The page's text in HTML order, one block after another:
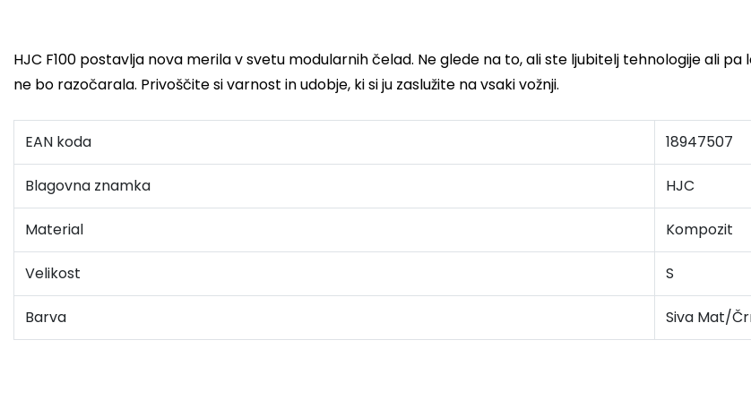
HJC F100 postavlja nova merila v svetu modularnih čelad. Ne glede na to, ali ste ljubitelj tehnologije ali
ne bo razočarala. Privoščite si varnost in udobje, ki si ju zaslužite na vsaki vožnji.
EAN koda 18947507
Blagovna znamka HJC
Material Kompozit
Velikost S
Barva Siva Mat/